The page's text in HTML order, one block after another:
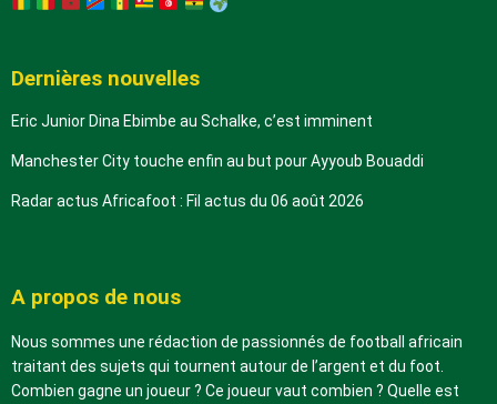
Dernières nouvelles
Eric Junior Dina Ebimbe au Schalke, c’est imminent
Manchester City touche enfin au but pour Ayyoub Bouaddi
Radar actus Africafoot : Fil actus du 06 août 2026
A propos de nous
Nous sommes une rédaction de passionnés de football africain
traitant des sujets qui tournent autour de l’argent et du foot.
Combien gagne un joueur ? Ce joueur vaut combien ? Quelle est